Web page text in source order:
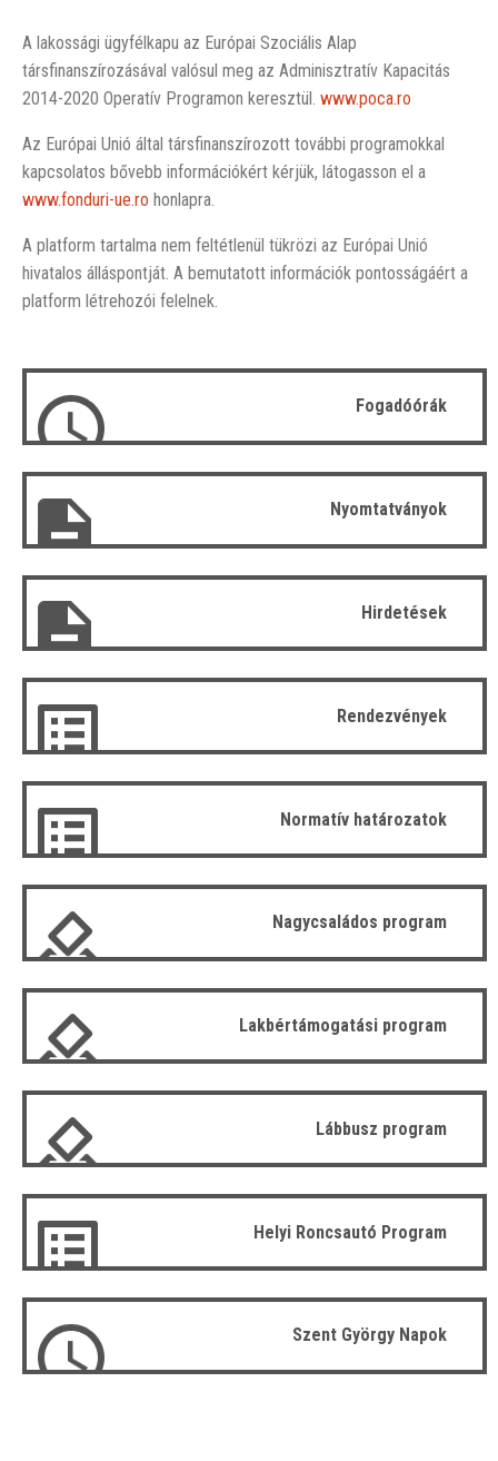
A lakossági ügyfélkapu az Európai Szociális Alap
társfinanszírozásával valósul meg az Adminisztratív Kapacitás
2014-2020 Operatív Programon keresztül. www.poca.ro
Az Európai Unió által társfinanszírozott további programokkal
kapcsolatos bővebb információkért kérjük, látogasson el a
www.fonduri-ue.ro honlapra.
A platform tartalma nem feltétlenül tükrözi az Európai Unió
hivatalos álláspontját. A bemutatott információk pontosságáért a
platform létrehozói felelnek.
Fogadóórák
Nyomtatványok
Hirdetések
Rendezvények
Normatív határozatok
Nagycsaládos program
Lakbértámogatási program
Lábbusz program
Helyi Roncsautó Program
Szent György Napok